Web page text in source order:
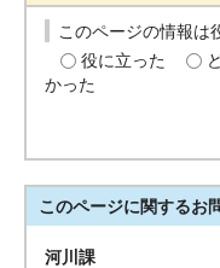
このページの情報は
役に立った
かった
このページに関するお
河川課